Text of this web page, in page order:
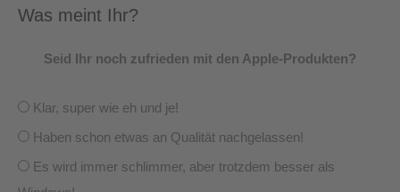
Was meint Ihr?
Seid Ihr noch zufrieden mit den Apple-Produkten?
Klar, super wie eh und je!
Haben schon etwas an Qualität nachgelassen!
Es wird immer schlimmer, aber trotzdem besser als